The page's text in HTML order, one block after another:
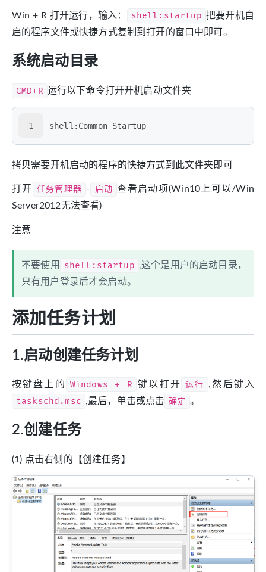
Win + R 打开运行，输入： shell:startup 把要开机自
启的程序文件或快捷方式复制到打开的窗口中即可。
系统启动目录
CMD+R 运行以下命令打开开机启动文件夹
1 shell:Common Startup
拷贝需要开机启动的程序的快捷方式到此文件夹即可
打开 任务管理器 - 启动 查看启动项(Win10上可以/Win
Server2012无法查看)
注意
不要使用 shell:startup ,这个是用户的启动目录，
只有用户登录后才会启动。
添加任务计划
1.启动创建任务计划
按键盘上的 Windows + R 键以打开 运行 ,然后键入
taskschd.msc ,最后，单击或点击 确定 。
2.创建任务
(1) 点击右侧的【创建任务】